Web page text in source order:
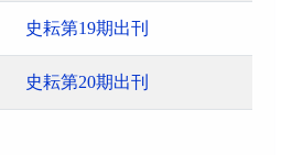
史耘第19期出刊
史耘第20期出刊